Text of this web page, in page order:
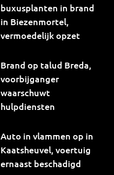
buxusplanten in brand
in Biezenmortel,
vermoedelijk opzet
Brand op talud Breda,
voorbijganger
waarschuwt
hulpdiensten
Auto in vlammen op in
Kaatsheuvel, voertuig
ernaast beschadigd